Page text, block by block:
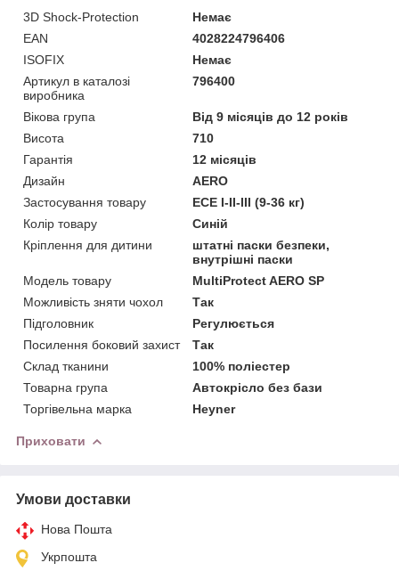
3D Shock-Protection
Немає
EAN
4028224796406
ISOFIX
Немає
Артикул в каталозі
виробника
796400
Вікова група
Від 9 місяців до 12 років
Висота
710
Гарантія
12 місяців
Дизайн
AERO
Застосування товару
ECE I-II-III (9-36 кг)
Колір товару
Синій
Кріплення для дитини
штатні паски безпеки,
внутрішні паски
Модель товару
MultiProtect AERO SP
Можливість зняти чохол
Так
Підголовник
Регулюється
Посилення боковий захист
Так
Склад тканини
100% поліестер
Товарна група
Автокрісло без бази
Торгівельна марка
Heyner
Приховати
Умови доставки
Нова Пошта
Укрпошта